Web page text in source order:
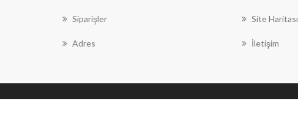
Siparişler
Adres
Site Haritası
İletişim